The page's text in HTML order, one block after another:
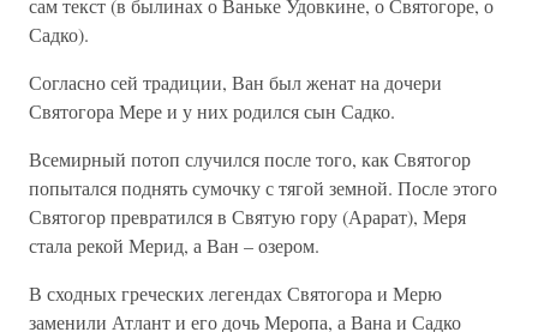
сам текст (в былинах о Ваньке Удовкине, о Святогоре, о
Садко).
Согласно сей традиции, Ван был женат на дочери
Святогора Мере и у них родился сын Садко.
Всемирный потоп случился после того, как Святогор
попытался поднять сумочку с тягой земной. После этого
Святогор превратился в Святую гору (Арарат), Меря
стала рекой Мерид, а Ван – озером.
В сходных греческих легендах Святогора и Мерю
заменили Атлант и его дочь Меропа, а Вана и Садко